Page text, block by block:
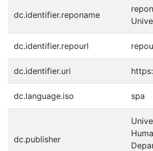
dc.identifier.reponame
dc.identifier.repourl
dc.identifier.uri
dc.language.iso spa
dc.publisher